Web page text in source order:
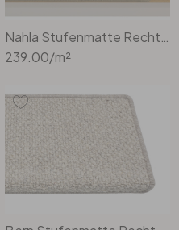
Nahla Stufenmatte Rechteckig Wunschmass in Beige
239.00/m²